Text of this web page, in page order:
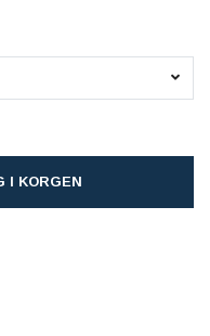
I KORGEN